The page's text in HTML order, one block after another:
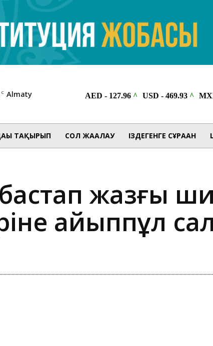
C Almaty
ТАҚЫРЫП СОЛ ЖАҒАЛАУ ІЗДЕГЕНГЕ СҰРАҒАН
бастап жазғы
айыппұл